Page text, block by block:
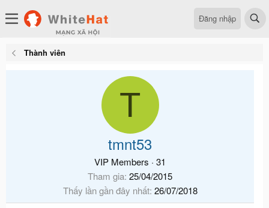
Đăng nhập
Thành viên
T
tmnt53
VIP Members · 31
Tham gia 25/04/2015
Thấy lần gần đây nhất 26/07/2018